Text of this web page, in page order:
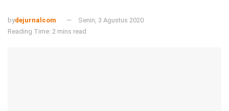
bydejurnalcom
Senin, 3 Agustus 2020
Reading Time: 2 mins read